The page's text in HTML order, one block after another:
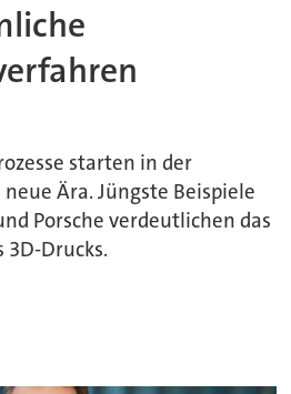
starten in der
Ära. Jüngste Beispiele
Porsche verdeutlichen das
3D-Drucks.